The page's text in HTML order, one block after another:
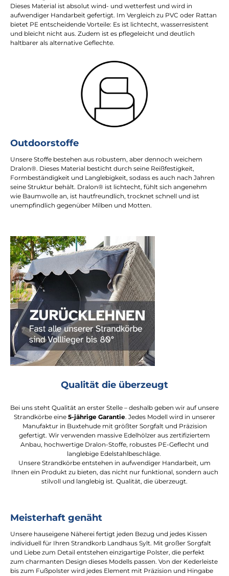
Dieses Material ist absolut wind- und wetterfest und wird in
aufwendiger Handarbeit gefertigt. Im Vergleich zu PVC oder Rattan
bietet PE entscheidende Vorteile: Es ist lichtecht, wasserresistent
und bleicht nicht aus. Zudem ist es pflegeleicht und deutlich
haltbarer als alternative Geflechte.
Outdoorstoffe
Unsere Stoffe bestehen aus robustem, aber dennoch weichem
Dralon®. Dieses Material besticht durch seine Reißfestigkeit,
Formbeständigkeit und Langlebigkeit, sodass es auch nach Jahren
seine Struktur behält. Dralon® ist lichtecht, fühlt sich angenehm
wie Baumwolle an, ist hautfreundlich, trocknet schnell und ist
unempfindlich gegenüber Milben und Motten.
Qualität die überzeugt
Bei uns steht Qualität an erster Stelle – deshalb geben wir auf unsere
Strandkörbe eine 5-jährige Garantie. Jedes Modell wird in unserer
Manufaktur in Buxtehude mit größter Sorgfalt und Präzision
gefertigt. Wir verwenden massive Edelhölzer aus zertifiziertem
Anbau, hochwertige Dralon-Stoffe, robustes PE-Geflecht und
langlebige Edelstahlbeschläge.
Unsere Strandkörbe entstehen in aufwendiger Handarbeit, um
Ihnen ein Produkt zu bieten, das nicht nur funktional, sondern auch
stilvoll und langlebig ist. Qualität, die überzeugt.
Meisterhaft genäht
Unsere hauseigene Näherei fertigt jeden Bezug und jedes Kissen
individuell für Ihren Strandkorb Landhaus Sylt. Mit großer Sorgfalt
und Liebe zum Detail entstehen einzigartige Polster, die perfekt
zum charmanten Design dieses Modells passen. Von der Kederleiste
bis zum Fußpolster wird jedes Element mit Präzision und Hingabe